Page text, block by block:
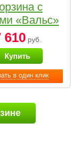
в один клик
с
«Вальс»
610руб.
Купить